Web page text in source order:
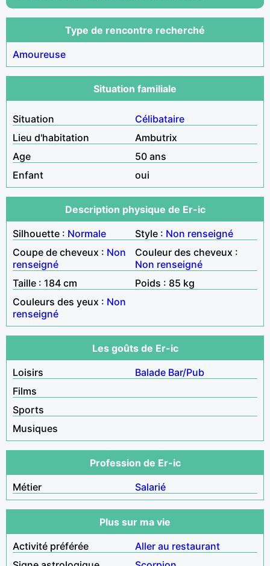
Type de rencontre recherché
Amoureuse
Situation familiale
Situation
Célibataire
Lieu d'habitation
Ambutrix
Age
50 ans
Enfant
oui
Description physique de Er-ic
Silhouette : Normale Style : Non renseigné
Coupe de cheveux : Non
renseigné
Couleur des cheveux :
Non renseigné
Taille : 184 cm
Poids : 85 kg
Couleurs des yeux : Non
renseigné
Les goûts de Er-ic
Loisirs
Balade Bar/Pub
Films
Sports
Musiques
Profession de Er-ic
Métier
Salarié
Plus sur ma vie
Activité préférée
Aller au restaurant